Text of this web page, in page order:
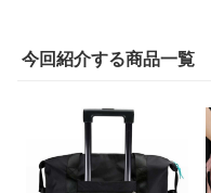
今回紹介する商品一覧